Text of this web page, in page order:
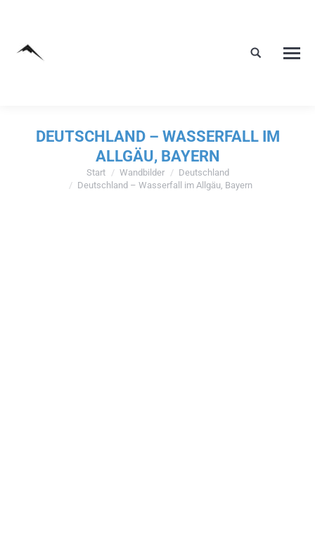
DEUTSCHLAND – WASSERFALL IM
ALLGÄU, BAYERN
Sie befinden sich hier:
Start Wandbilder
Deutschland
Deutschland – Wasserfall im Allgäu, Bayern